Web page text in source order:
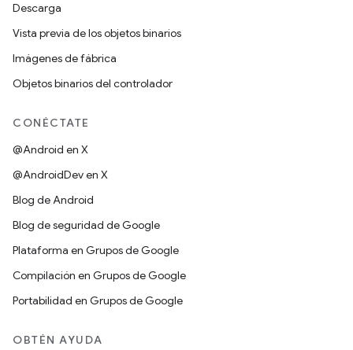
Descarga
Vista previa de los objetos binarios
Imágenes de fábrica
Objetos binarios del controlador
CONÉCTATE
@Android en X
@AndroidDev en X
Blog de Android
Blog de seguridad de Google
Plataforma en Grupos de Google
Compilación en Grupos de Google
Portabilidad en Grupos de Google
OBTÉN AYUDA